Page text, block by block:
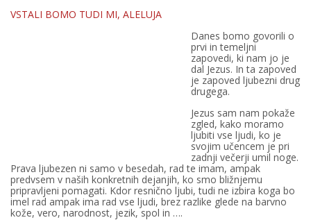
VSTALI BOMO TUDI MI, ALELUJA
Danes bomo govorili o
prvi in temeljni
zapovedi, ki nam jo je
dal Jezus. In ta zapoved
je zapoved ljubezni drug
drugega.
Jezus sam nam pokaže
zgled, kako moramo
ljubiti vse ljudi, ko je
svojim učencem je pri
zadnji večerji umil noge.
Prava ljubezen ni samo v besedah, rad te imam, ampak
predvsem v naših konkretnih dejanjih, ko smo bližnjemu
pripravljeni pomagati. Kdor resnično ljubi, tudi ne izbira koga bo
imel rad ampak ima rad vse ljudi, brez razlike glede na barvno
kože, vero, narodnost, jezik, spol in ….